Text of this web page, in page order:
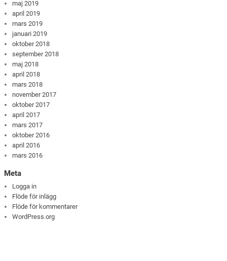
maj 2019
april 2019
mars 2019
januari 2019
oktober 2018
september 2018
maj 2018
april 2018
mars 2018
november 2017
oktober 2017
april 2017
mars 2017
oktober 2016
april 2016
mars 2016
Meta
Logga in
Flöde för inlägg
Flöde för kommentarer
WordPress.org